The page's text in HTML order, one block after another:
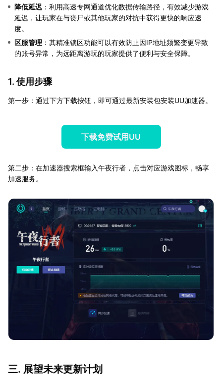
降低延迟 ：利用高速专网通道优化数据传输路径，有效减少游戏
延迟，让玩家在与丧尸或其他玩家的对抗中获得更快的响应速
度。
区服管理 ：其精准锁区功能可以有效防止因IP地址频繁变更导致
的账号异常，为远距离游玩的玩家提供了便利与安全保障。
1. 使用步骤
第一步：通过下方下载按钮，即可通过最新安装包安装UU加速器。
下载免费试用UU
第二步：在加速器搜索框输入午夜行者，点击对应游戏图标，畅享
加速服务。
三. 展望未来更新计划